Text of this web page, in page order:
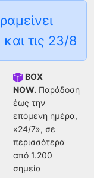
τις 23/8
BOX
NOW. Παράδοση
έως την
επόμενη ημέρα,
«24/7», σε
περισσότερα
από 1.200
σημεία